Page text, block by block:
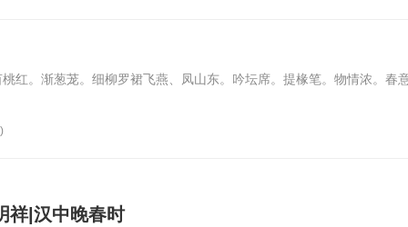
红。渐葱茏。细柳罗裙飞燕、凤山东。吟坛席。提椽笔。物情浓。春
祥|汉中晚春时